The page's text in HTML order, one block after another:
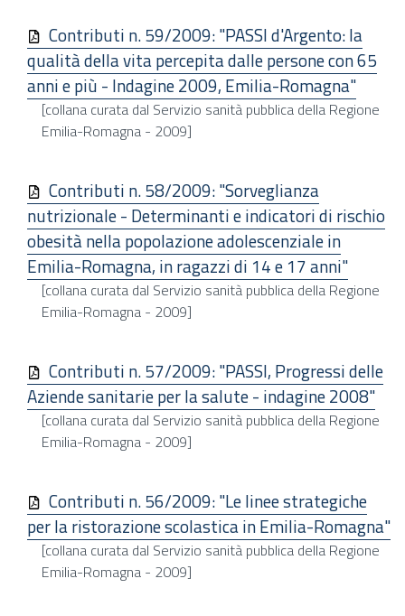
Contributi n. 59/2009: "PASSI d'Argento: la
qualità della vita percepita dalle persone con 65
anni e più - Indagine 2009, Emilia-Romagna"
[collana curata dal Servizio sanità pubblica della Regione
Emilia-Romagna - 2009]
Contributi n. 58/2009: "Sorveglianza
nutrizionale - Determinanti e indicatori di rischio
obesità nella popolazione adolescenziale in
Emilia-Romagna, in ragazzi di 14 e 17 anni"
[collana curata dal Servizio sanità pubblica della Regione
Emilia-Romagna - 2009]
Contributi n. 57/2009: "PASSI, Progressi delle
Aziende sanitarie per la salute - indagine 2008"
[collana curata dal Servizio sanità pubblica della Regione
Emilia-Romagna - 2009]
Contributi n. 56/2009: "Le linee strategiche
per la ristorazione scolastica in Emilia-Romagna"
[collana curata dal Servizio sanità pubblica della Regione
Emilia-Romagna - 2009]